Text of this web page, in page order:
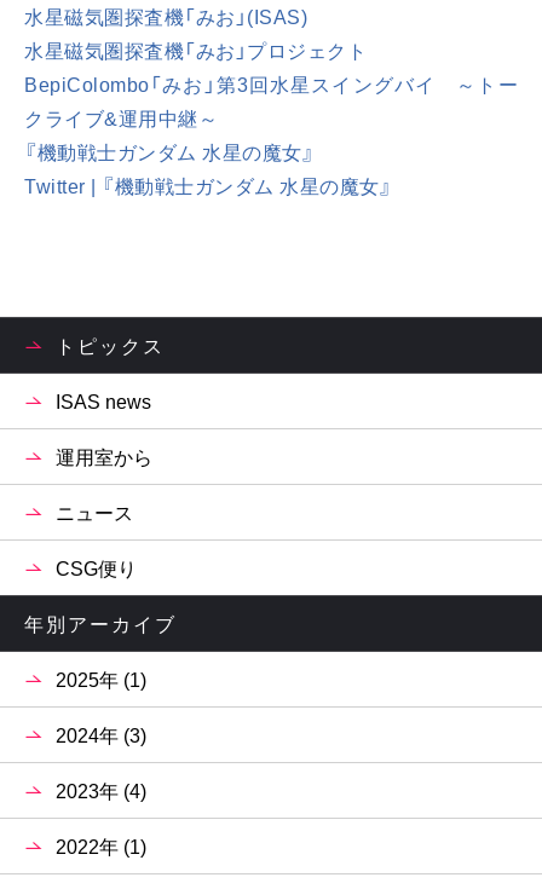
トピックス
ISAS news
運用室から
ニュース
CSG便り
年別アーカイブ
2025年 (1)
2024年 (3)
2023年 (4)
2022年 (1)
水星磁気圏探査機「みお」(ISAS)
水星磁気圏探査機「みお」プロジェクト
BepiColombo「みお」第3回水星スイングバイ ～トー
クライブ&運用中継～
『機動戦士ガンダム 水星の魔女』
Twitter | 『機動戦士ガンダム 水星の魔女』